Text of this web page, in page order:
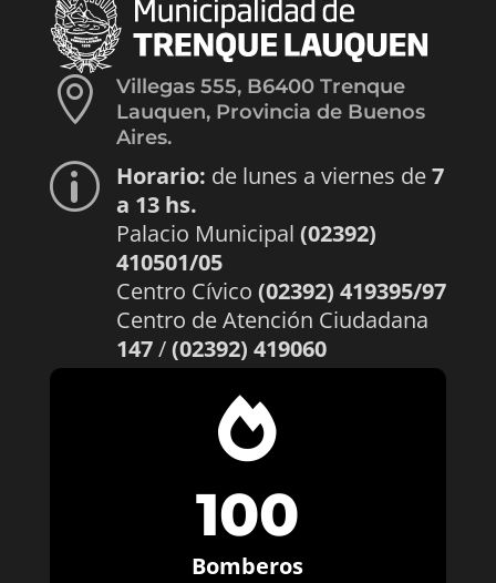

Villegas 555, B6400 Trenque
Lauquen, Provincia de Buenos
Aires.
p Horario: de lunes a viernes de7
a 13 hs.
Palacio Municipal (02392)
410501/05
Centro Cívico (02392) 419395/97
Centro de Atención Ciudadana
147/(02392) 419060

100
Bomberos